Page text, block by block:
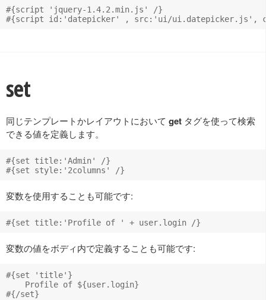
#{script 'jquery-1.4.2.min.js' /}
set
同じテンプレートかレイアウトにおいて get タグを使って検索
できる値を定義します。
#{set title:'Admin' /}
変数を使用することも可能です:
変数の値をボディ内で定義することも可能です:
#{set 'title'}
    Profile of ${user.login}